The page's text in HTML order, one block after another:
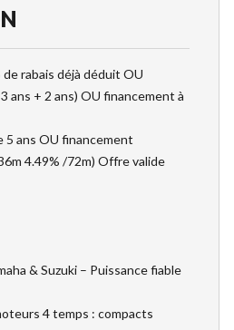
de rabais déjà déduit OU
ans + 2 ans) OU financement à
5 ans OU financement
4.49% /72m) Offre valide
& Suzuki – Puissance fiable
4 temps : compacts